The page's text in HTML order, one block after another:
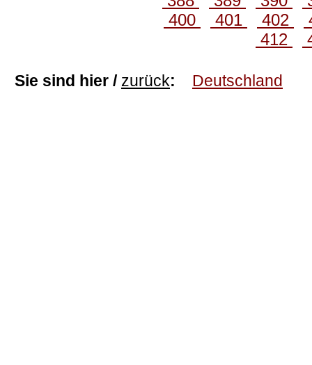
400
401 402
412
Sie sind hier / zurück: Deutschland